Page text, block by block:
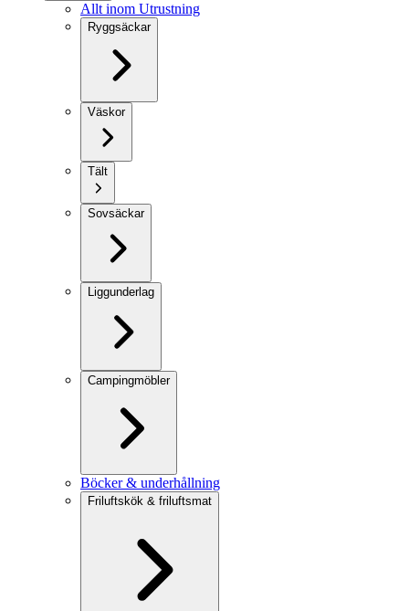
Allt inom Utrustning
Ryggsäckar
Väskor
Tält
Sovsäckar
Liggunderlag
Campingmöbler
Böcker & underhållning
Friluftskök & friluftsmat